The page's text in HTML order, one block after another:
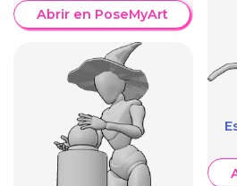
Abrir en PoseMyArt